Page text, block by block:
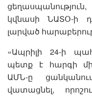
կվնասի ՆԱՏՕ-ի
լարված
«Ապրիլի 24-ի
պետք է հարգի
ԱՄՆ-ը
վատացնել,